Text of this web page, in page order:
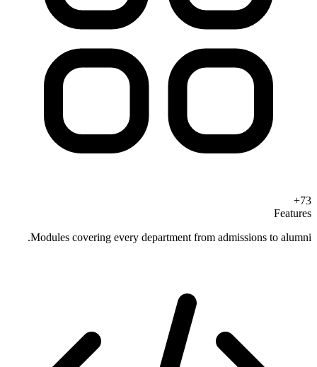
73+
Features
Modules covering every department from admissions to alumni.